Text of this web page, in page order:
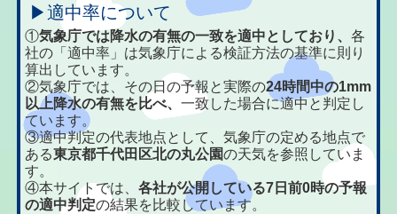
▶適中率について
①気象庁では降水の有無の一致を適中としており、各
社の「適中率」は気象庁による検証方法の基準に則り
算出しています。
②気象庁では、その日の予報と実際の24時間中の1mm
以上降水の有無を比べ、一致した場合に適中と判定し
ています。
③適中判定の代表地点として、気象庁の定める地点で
ある東京都千代田区北の丸公園の天気を参照していま
す。
④本サイトでは、各社が公開している7日前0時の予報
の適中判定の結果を比較しています。